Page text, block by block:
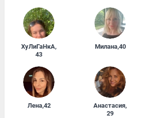
ХуЛиГаНкА,
43
Милана,40
Лена,42 Анастасия,
29